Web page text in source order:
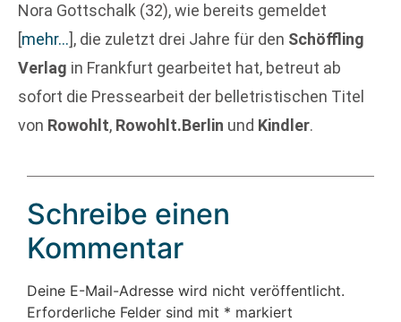
Nora Gottschalk (32), wie bereits gemeldet
[mehr…], die zuletzt drei Jahre für den Schöffling
Verlag in Frankfurt gearbeitet hat, betreut ab
sofort die Pressearbeit der belletristischen Titel
von Rowohlt, Rowohlt.Berlin und Kindler.
Schreibe einen
Kommentar
Deine E-Mail-Adresse wird nicht veröffentlicht.
Erforderliche Felder sind mit * markiert